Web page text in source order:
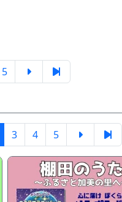
5
3 4 5